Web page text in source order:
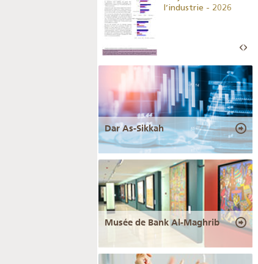
l’industrie - 2026
Dar As-Sikkah
Musée de Bank Al-Maghrib